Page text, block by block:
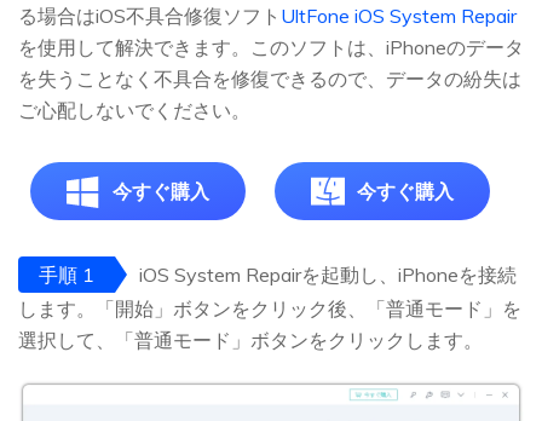
る場合はiOS不具合修復ソフト UltFone iOS System Repair
を使用して解決できます。このソフトは、iPhoneのデータ
を失うことなく不具合を修復できるので、データの紛失は
ご心配しないでください。
今すぐ購入 今すぐ購入
手順 1
iOS System Repairを起動し、iPhoneを接続
します。「開始」ボタンをクリック後、「普通モード」を
選択して、「普通モード」ボタンをクリックします。